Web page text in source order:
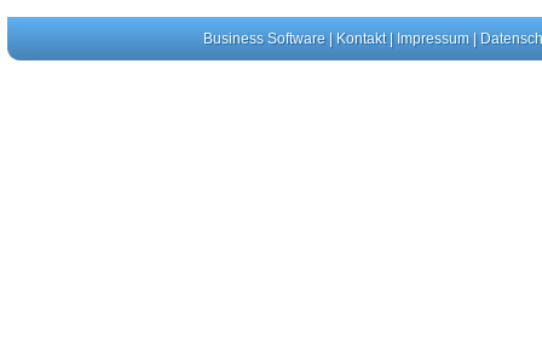
Business Software| Kontakt| Impressum|